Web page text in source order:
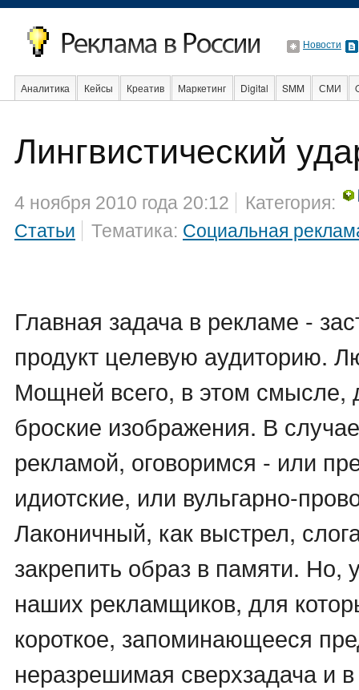
Новости
Аналитика Кейсы Креатив Маркетинг Digital SMM СМИ
Лингвистический
4 ноября 2010 года 20:12
Категория:
Статьи
Тематика: Социальная
Главная задача в рекламе -
продукт целевую аудиторию.
Мощней всего, в этом смысле,
броские изображения. В
рекламой, оговоримся - или
идиотские, или вульгарно-
Лаконичный, как выстрел,
закрепить образ в памяти. Но,
наших рекламщиков, для
короткое, запоминающееся
неразрешимая сверхзадача и